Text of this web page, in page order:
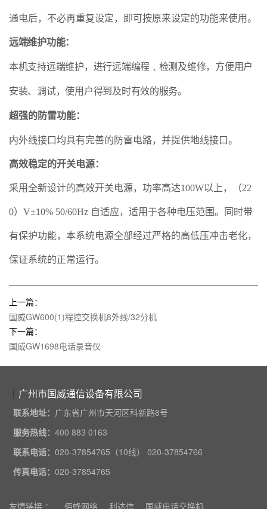
通电后，不必再重复设定，即可按原来设定的功能来使用。
远端维护功能：
本机支持远端维护，进行远端编程﹑检测及维修，方便用户
安装、调试，使用户得到及时有效的服务。
超强的防雷功能：
内外线接口均具有完善的防雷电路，并提供地线接口。
高效稳定的开关电源：
采用全新设计的高效开关电源，功率高达100W以上，（22
0）V±10% 50/60Hz 自适应，适用于各种电压范围。同时带
有保护功能，本系统电源全部经过严格的高低压冲击老化，
保证系统的正常运行。
上一篇：
国威GW600(1)程控交换机8外线/32分机
下一篇：
国威GW1698电话录音仪
广州市国威通信设备有限公司
联系地址： 广东省广州市天河区科新路8号
服务热线： 400 883 0163
联系电话： 020-37854765（10线） 020-37854766
传真电话： 020-37854765
友情链接 ： 佰蜂网络 利达信 国威电话交换机